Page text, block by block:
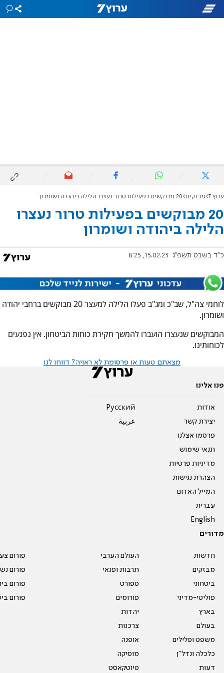
ערוץ 7 מבזקים 20 מבוקשים בפעילות טרור נעצרו הלילה ביהודה ושומרון
20 מבוקשים בפעילות טרור נעצרו
הלילה ביהודה ושומרון
כ"ד בשבט תשפ"ג 15.02.23, 8:25
לוחמי צה"ל, שב"כ ומג"ב פעלו הלילה למעצר 20 מבוקשים ברחבי יהודה
ושומרון.
המבוקשים שנעצרו הועברו להמשך חקירת כוחות הביטחון. אין נפגעים
לכוחותינו.
מצאתם טעות או פרסומת לא ראויה? דווחו לנו
פנו אלינו
אודות
יצירת קשר
פרסמו אצלנו
תנאי שימוש
מדיניות פרטיות
הצהרת נגישות
המייל האדום
עברית
English
Pусский
عربية
מדורים
חדשות
מבזקים
ביטחוני
פוליטי-מדיני
בארץ
בעולם
משפט ופלילים
כלכלה ונדל"ן
דעות
העולם הערבי
תרבות ופנאי
ספורט
פורומים
יהדות
צרכנות
אופנה
מוסיקה
פיוטקאסט
פורום
פורום
פורום
פורום